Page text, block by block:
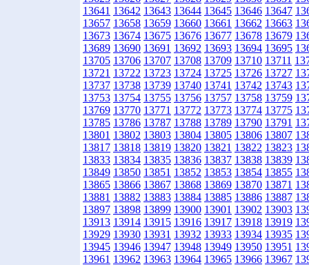
13641 13642 13643 13644 13645 13646 13647
13657 13658 13659 13660 13661 13662 13663
13673 13674 13675 13676 13677 13678 13679
13689 13690 13691 13692 13693 13694 13695
13705 13706 13707 13708 13709 13710 13711
13721 13722 13723 13724 13725 13726 13727
13737 13738 13739 13740 13741 13742 13743
13753 13754 13755 13756 13757 13758 13759
13769 13770 13771 13772 13773 13774 13775
13785 13786 13787 13788 13789 13790 13791
13801 13802 13803 13804 13805 13806 13807
13817 13818 13819 13820 13821 13822 13823
13833 13834 13835 13836 13837 13838 13839
13849 13850 13851 13852 13853 13854 13855
13865 13866 13867 13868 13869 13870 13871
13881 13882 13883 13884 13885 13886 13887
13897 13898 13899 13900 13901 13902 13903
13913 13914 13915 13916 13917 13918 13919
13929 13930 13931 13932 13933 13934 13935
13945 13946 13947 13948 13949 13950 13951
13961 13962 13963 13964 13965 13966 13967